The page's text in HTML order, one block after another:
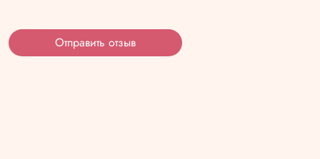
Отправить отзыв